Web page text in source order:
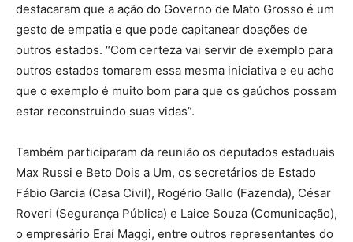
destacaram que a ação do Governo de Mato Grosso é um
gesto de empatia e que pode capitanear doações de
outros estados. “Com certeza vai servir de exemplo para
outros estados tomarem essa mesma iniciativa e eu acho
que o exemplo é muito bom para que os gaúchos possam
estar reconstruindo suas vidas”.
Também participaram da reunião os deputados estaduais
Max Russi e Beto Dois a Um, os secretários de Estado
Fábio Garcia (Casa Civil), Rogério Gallo (Fazenda), César
Roveri (Segurança Pública) e Laice Souza (Comunicação),
o empresário Eraí Maggi, entre outros representantes do